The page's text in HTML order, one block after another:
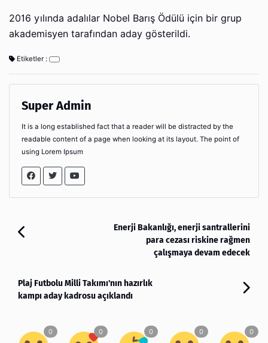
2016 yılında adalılar Nobel Barış Ödülü için bir grup
akademisyen tarafından aday gösterildi.
Etiketler :
Super Admin
It is a long established fact that a reader will be distracted by the
readable content of a page when looking at its layout. The point of
using Lorem Ipsum
Enerji Bakanlığı, enerji santrallerini
para cezası riskine rağmen
çalışmaya devam edecek
Plaj Futbolu Milli Takımı'nın hazırlık
kampı aday kadrosu açıklandı